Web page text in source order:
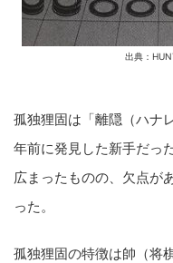
出典：
孤独狸固は「離隠（ハナ
年前に発見した新手だっ
広まったものの、欠点が
った。
孤独狸固の特徴は帥（将